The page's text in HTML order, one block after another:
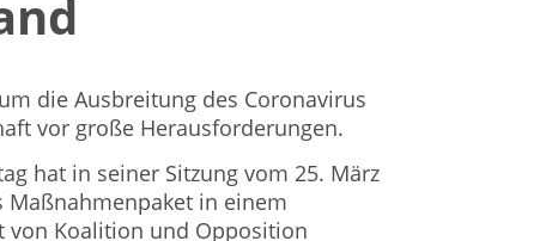
die Ausbreitung des Coronavirus
vor große Herausforderungen.
hat in seiner Sitzung vom 25. März
Maßnahmenpaket in einem
von Koalition und Opposition